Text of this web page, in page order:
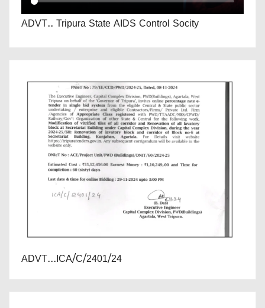
ADVT.. Tripura State AIDS Control Socity
ADVT...ICA/C/2401/24